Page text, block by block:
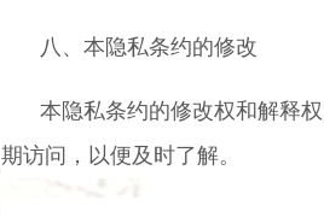
八、本隐私条约的修改
本隐私条约的修改权和解释
期访问，以便及时了解。